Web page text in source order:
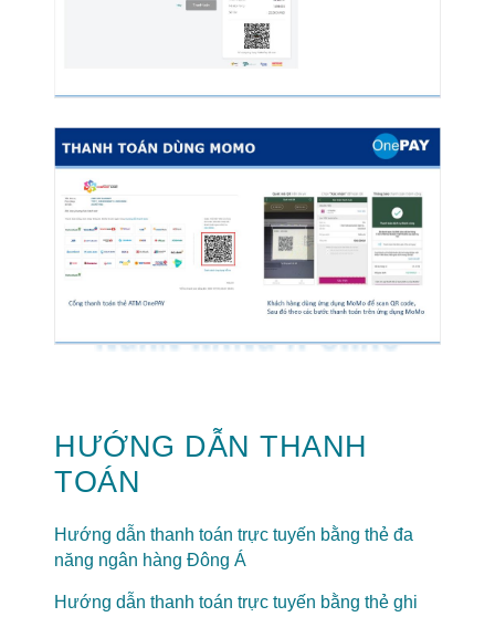
HƯỚNG DẪN THANH
TOÁN
Hướng dẫn thanh toán trực tuyến bằng thẻ đa
năng ngân hàng Đông Á
Hướng dẫn thanh toán trực tuyến bằng thẻ ghi